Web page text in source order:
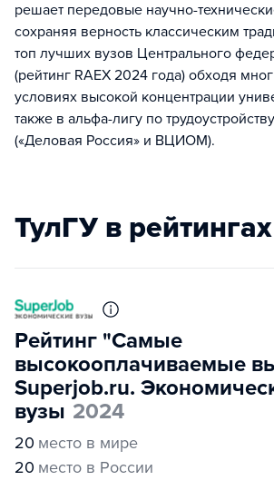
решает передовые научно-
сохраняя верность классическим
топ лучших вузов Центрального
(рейтинг RAEX 2024 года) обходя
условиях высокой концентрации
также в альфа-лигу по
(«Деловая Россия» и ВЦИОМ).
ТулГУ в рейтингах
Рейтинг "Самые
высокооплачиваемые
Superjob.ru.
вузы 2024
20 место в мире
20 место в России